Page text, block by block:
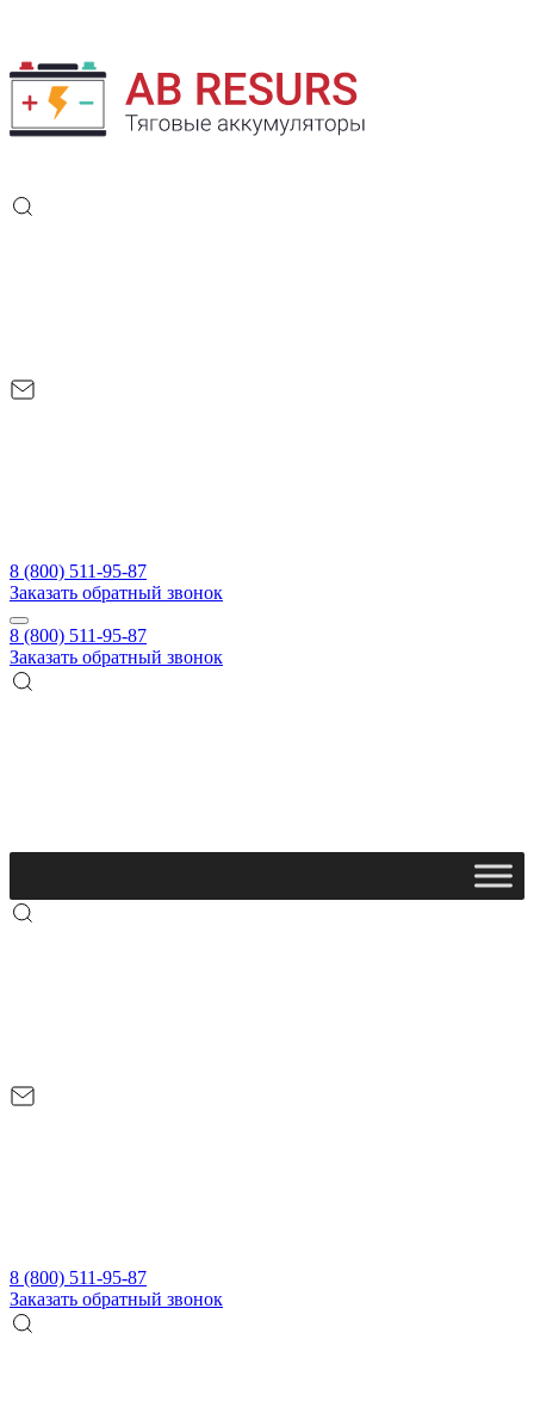
8 (800) 511-95-87
Заказать обратный звонок
8 (800) 511-95-87
Заказать обратный звонок
8 (800) 511-95-87
Заказать обратный звонок